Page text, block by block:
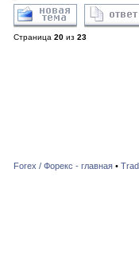
Страница 20 из 23
Forex / Форекс - главная•